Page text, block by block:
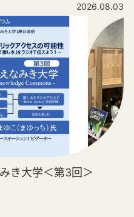
2026.08.03
き大学＜第3回＞